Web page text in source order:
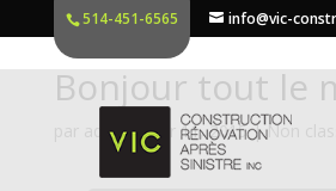
514-451-6565 info@vic-
Bonjour tout le
admin|Avr 11, 2015|Non